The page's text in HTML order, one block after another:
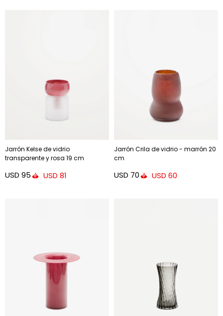
Jarrón Kelse de vidrio
transparente y rosa 19 cm
USD 95 USD 81
Jarrón Crila de vidrio - marrón 20
cm
USD 70 USD 60